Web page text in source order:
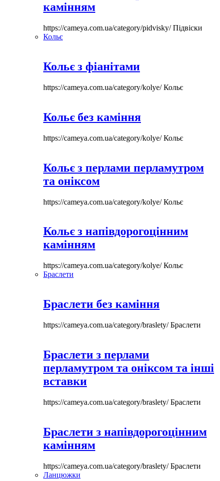
камінням
https://cameya.com.ua/category/pidvisky/Підвіски
Кольє
Кольє з фіанітами
https://cameya.com.ua/category/kolye/Кольє
Кольє без каміння
https://cameya.com.ua/category/kolye/Кольє
Кольє з перлами перламутром
та оніксом
https://cameya.com.ua/category/kolye/Кольє
Кольє з напівдорогоцінним
камінням
https://cameya.com.ua/category/kolye/Кольє
Браслети
Браслети без каміння
https://cameya.com.ua/category/braslety/Браслети
Браслети з перлами
перламутром та оніксом та інші
вставки
https://cameya.com.ua/category/braslety/Браслети
Браслети з напівдорогоцінним
камінням
https://cameya.com.ua/category/braslety/Браслети
Ланцюжки